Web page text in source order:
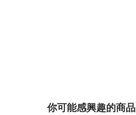
你可能感興趣的商品